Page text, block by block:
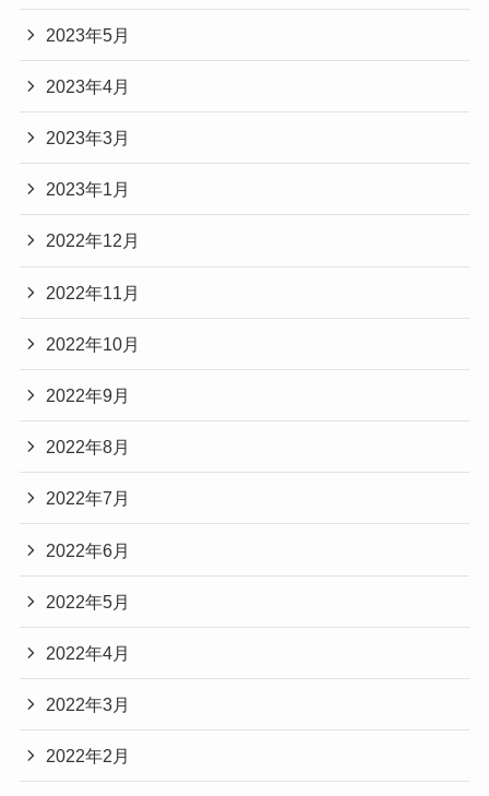
2023年5月
2023年4月
2023年3月
2023年1月
2022年12月
2022年11月
2022年10月
2022年9月
2022年8月
2022年7月
2022年6月
2022年5月
2022年4月
2022年3月
2022年2月